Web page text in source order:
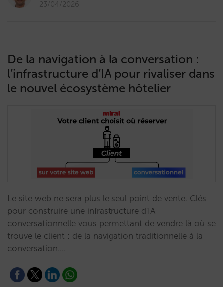
23/04/2026
De la navigation à la conversation :
l’infrastructure d’IA pour rivaliser dans
le nouvel écosystème hôtelier
Le site web ne sera plus le seul point de vente. Clés
pour construire une infrastructure d'IA
conversationnelle vous permettant de vendre là où se
trouve le client : de la navigation traditionnelle à la
conversation.…